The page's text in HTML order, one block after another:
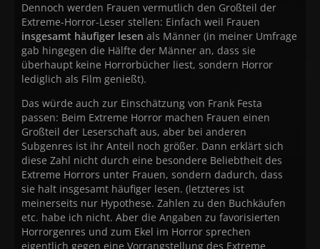
Dennoch werden Frauen vermutlich den Großteil der
Extreme-Horror-Leser stellen: Einfach weil Frauen
insgesamt häufiger lesen als Männer (in meiner Umfrage
gab hingegen die Hälfte der Männer an, dass sie
überhaupt keine Horrorbücher liest, sondern Horror
lediglich als Film genießt).
Das würde auch zur Einschätzung von Frank Festa
passen: Beim Extreme Horror machen Frauen einen
Großteil der Leserschaft aus, aber bei anderen
Subgenres ist ihr Anteil noch größer. Dann erklärt sich
diese Zahl nicht durch eine besondere Beliebtheit des
Extreme Horrors unter Frauen, sondern dadurch, dass
sie halt insgesamt häufiger lesen. (letzteres ist
meinerseits nur Hypothese. Zahlen zu den Buchkäufen
etc. habe ich nicht. Aber die Angaben zu favorisierten
Horrorgenres und zum Ekel im Horror sprechen
eigentlich gegen eine Vorrangstellung des Extreme